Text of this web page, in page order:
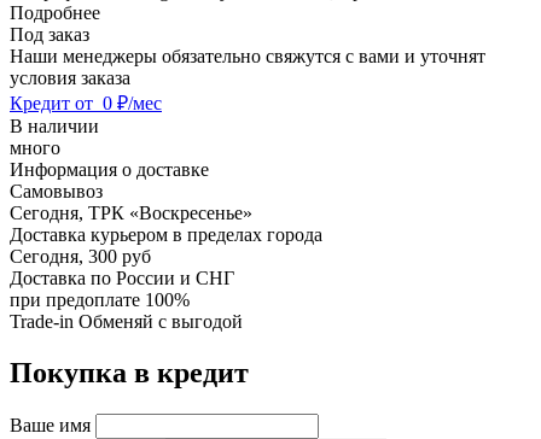
Подробнее
Под заказ
Наши менеджеры обязательно свяжутся с вами и уточнят
условия заказа
Кредит от 0 ₽/мес
В наличии
много
Информация о доставке
Самовывоз
Сегодня, ТРК «Воскресенье»
Доставка курьером в пределах города
Сегодня, 300 руб
Доставка по России и СНГ
при предоплате 100%
Trade-in Обменяй с выгодой
Покупка в кредит
Ваше имя